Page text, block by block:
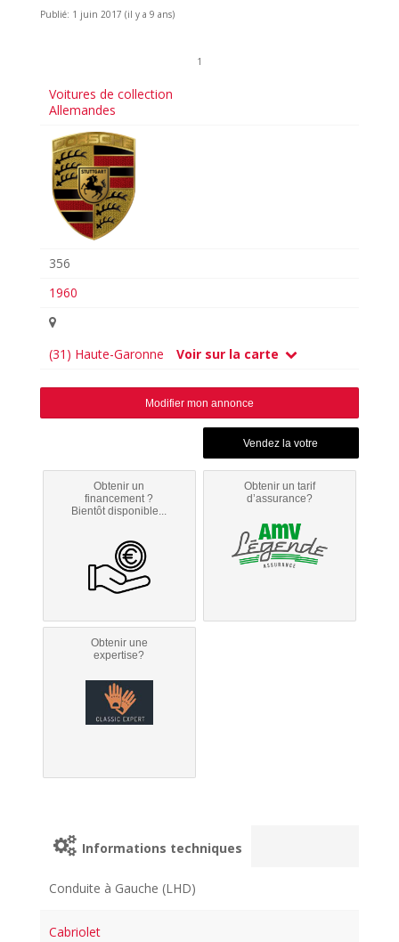
Publié: 1 juin 2017 (il y a 9 ans)
1
Voitures de collection
Allemandes
356
1960
(31) Haute-Garonne Voir sur la carte
Modifier mon annonce
Obtenir un
financement ?
Bientôt disponible...
Obtenir un tarif
d’assurance?
Obtenir une
expertise?
Informations techniques
Conduite à Gauche (LHD)
Cabriolet